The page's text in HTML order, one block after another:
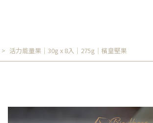
活力能量果｜30g x 8入｜275g｜檳皇堅果